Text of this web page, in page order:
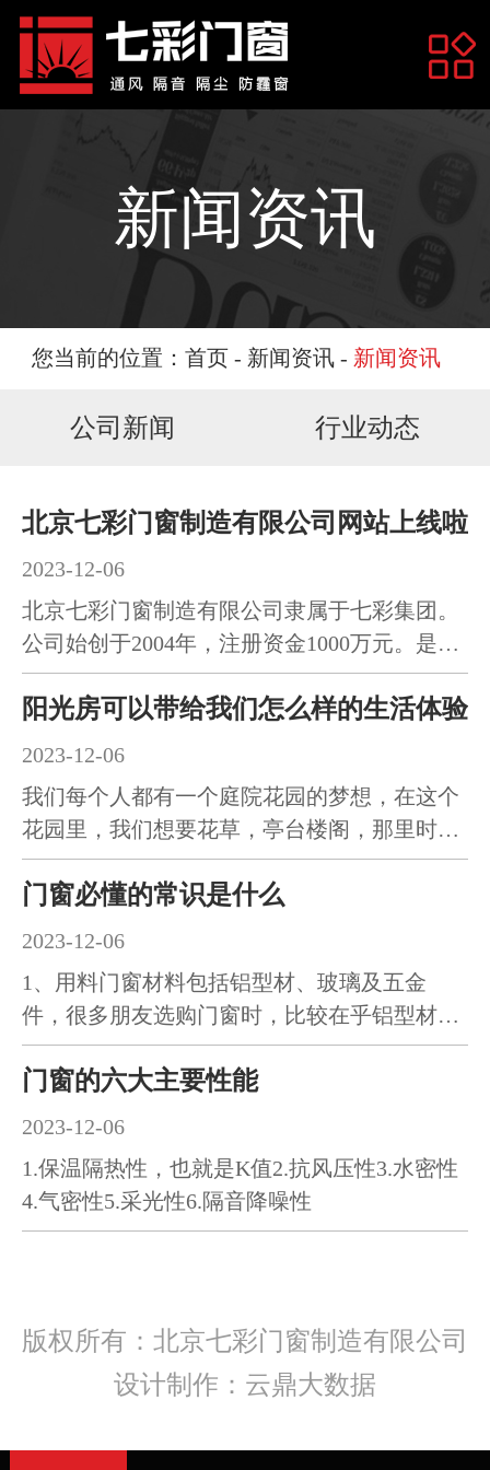
网站首页
关于我们
产品展示
工程案例
招商加盟
新闻资讯
联系我们
新闻资讯
您当前的位置： 首页 - 新闻资讯- 新闻资讯
公司新闻 行业动态
北京七彩门窗制造有限公司网站上线啦
2023-12-06
北京七彩门窗制造有限公司隶属于七彩集团。
公司始创于2004年，注册资金1000万元。是一
家集专业生产研发系统门…
阳光房可以带给我们怎么样的生活体验
2023-12-06
我们每个人都有一个庭院花园的梦想，在这个
花园里，我们想要花草，亭台楼阁，那里时间
不匆忙，生活不沉重。当…
门窗必懂的常识是什么
2023-12-06
1、用料门窗材料包括铝型材、玻璃及五金
件，很多朋友选购门窗时，比较在乎铝型材和
玻璃厚度，却直接忽略五金…
门窗的六大主要性能
2023-12-06
1.保温隔热性，也就是K值2.抗风压性3.水密性
4.气密性5.采光性6.隔音降噪性
版权所有：北京七彩门窗制造有限公司
设计制作：云鼎大数据